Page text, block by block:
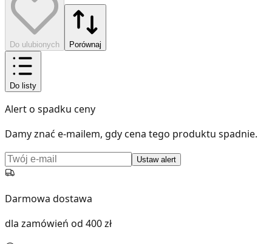
Do ulubionych Porównaj
Do listy
Alert o spadku ceny
Damy znać e-mailem, gdy cena tego produktu spadnie.
Ustaw alert
Darmowa dostawa
dla zamówień od 400 zł